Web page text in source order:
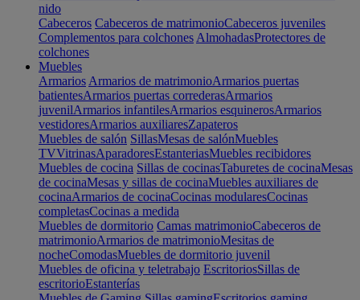
nido
Cabeceros Cabeceros de matrimonioCabeceros juveniles
Complementos para colchones AlmohadasProtectores de
colchones
Muebles
Armarios Armarios de matrimonioArmarios puertas
batientesArmarios puertas correderasArmarios
juvenilArmarios infantilesArmarios esquinerosArmarios
vestidoresArmarios auxiliaresZapateros
Muebles de salón SillasMesas de salónMuebles
TVVitrinasAparadoresEstanteriasMuebles recibidores
Muebles de cocina Sillas de cocinasTaburetes de cocinaMesas
de cocinaMesas y sillas de cocinaMuebles auxiliares de
cocinaArmarios de cocinaCocinas modularesCocinas
completasCocinas a medida
Muebles de dormitorio Camas matrimonioCabeceros de
matrimonioArmarios de matrimonioMesitas de
nocheComodasMuebles de dormitorio juvenil
Muebles de oficina y teletrabajo EscritoriosSillas de
escritorioEstanterías